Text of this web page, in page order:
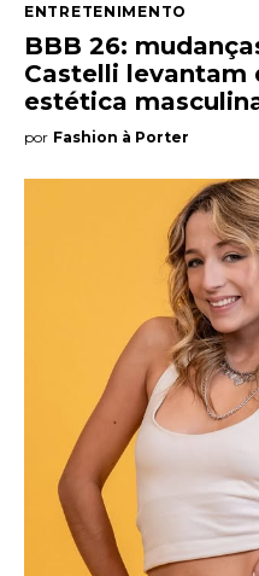
ENTRETENIMENTO
BBB 26:
Castelli levantam
estética
por Fashion à Porter